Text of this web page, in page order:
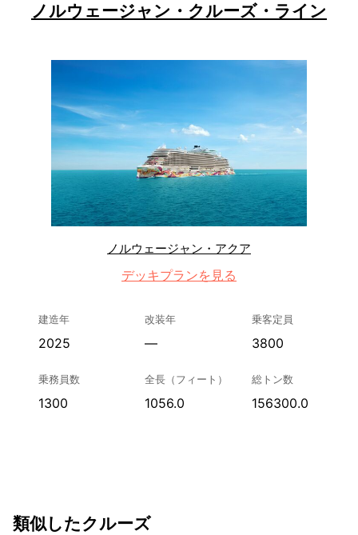
ノルウェージャン・クルーズ・ライン
ノルウェージャン・アクア
デッキプランを見る
建造年
2025
改装年
—
乗客定員
3800
乗務員数
1300
全長（フィート）
1056.0
総トン数
156300.0
類似したクルーズ